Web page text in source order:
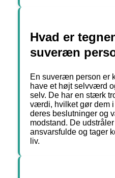
Hvad er
suveræn
En suveræn person er
have et højt selvværd
selv. De har en stærk
værdi, hvilket gør dem i
deres beslutninger og
modstand. De
ansvarsfulde og tager
liv.